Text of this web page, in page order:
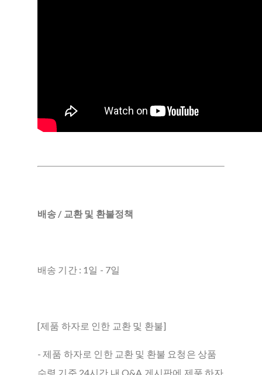
배송 / 교환 및 환불정책
배송 기간 : 1일 - 7일
[제품 하자로 인한 교환 및 환불]
- 제품 하자로 인한 교환 및 환불 요청은 상품
수령 기준 24시간 내 Q&A 게시판에 제품 하자